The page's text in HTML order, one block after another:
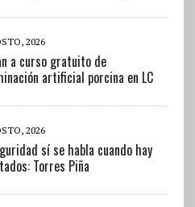
2026
a curso gratuito de
artificial porcina en LC
2026
sí se habla cuando hay
Torres Piña